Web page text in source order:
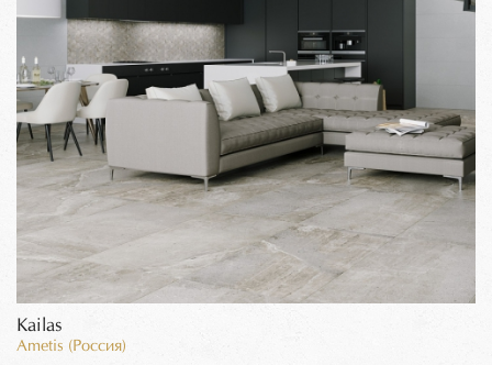
Kailas
Ametis (Россия)